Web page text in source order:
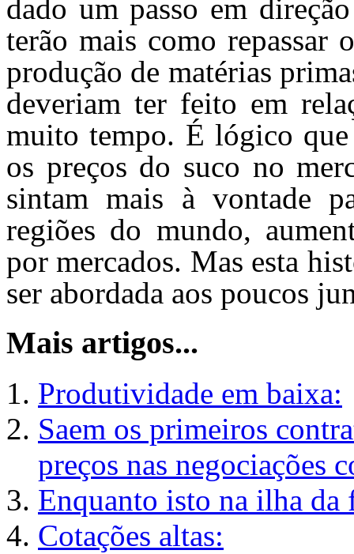
dado um passo em
terão mais como repassar
produção de matérias
deveriam ter feito em
muito tempo. É lógico
os preços do suco no
sintam mais à vontade
regiões do mundo,
por mercados. Mas esta
ser abordada aos poucos
Mais artigos...
Produtividade em baixa:
Saem os primeiros
preços nas negociações
Enquanto isto na ilha da
Cotações altas: